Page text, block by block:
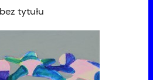
bez tytułu